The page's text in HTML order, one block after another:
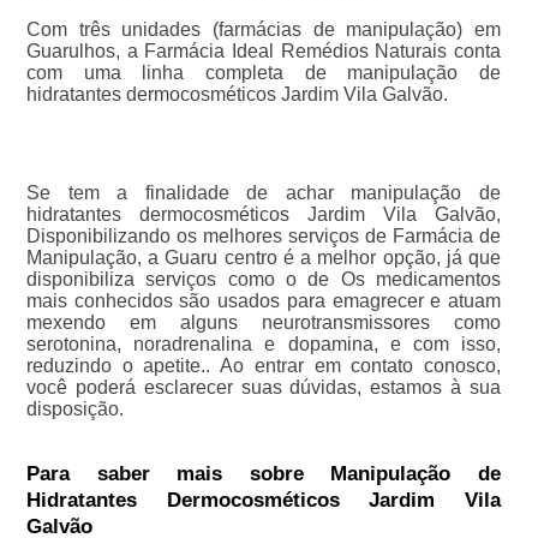
Com três unidades (farmácias de manipulação) em
Guarulhos, a Farmácia Ideal Remédios Naturais conta
com uma linha completa de manipulação de
hidratantes dermocosméticos Jardim Vila Galvão.
Se tem a finalidade de achar manipulação de
hidratantes dermocosméticos Jardim Vila Galvão,
Disponibilizando os melhores serviços de Farmácia de
Manipulação, a Guaru centro é a melhor opção, já que
disponibiliza serviços como o de Os medicamentos
mais conhecidos são usados para emagrecer e atuam
mexendo em alguns neurotransmissores como
serotonina, noradrenalina e dopamina, e com isso,
reduzindo o apetite.. Ao entrar em contato conosco,
você poderá esclarecer suas dúvidas, estamos à sua
disposição.
Para saber mais sobre Manipulação de
Hidratantes Dermocosméticos Jardim Vila
Galvão